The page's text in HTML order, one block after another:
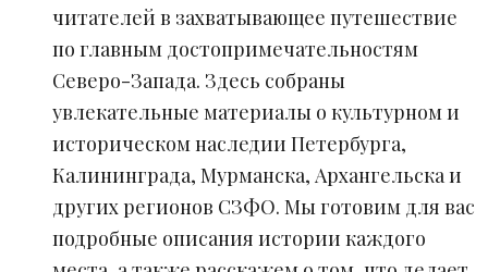
читателей в захватывающее путешествие
по главным достопримечательностям
Северо-Запада. Здесь собраны
увлекательные материалы о культурном и
историческом наследии Петербурга,
Калининграда, Мурманска, Архангельска и
других регионов СЗФО. Мы готовим для вас
подробные описания истории каждого